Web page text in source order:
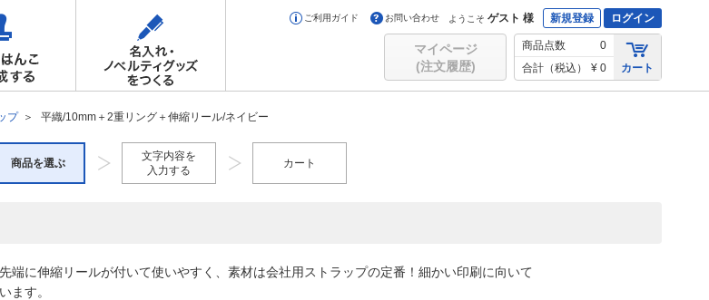
ご利用ガイド お問い合わせ ようこそ ゲスト 様 新規登録 ログイン
マイページ
(注文履歴)
商品点数
0
合計（税込）
¥ 0 カート
プ 平織/10mm＋2重リング＋伸縮リール/ネイビー
商品を選ぶ
文字内容を
入力する
カート
先端に伸縮リールが付いて使いやすく、素材は会社用ストラップの定番！細かい印刷に向いて
います。